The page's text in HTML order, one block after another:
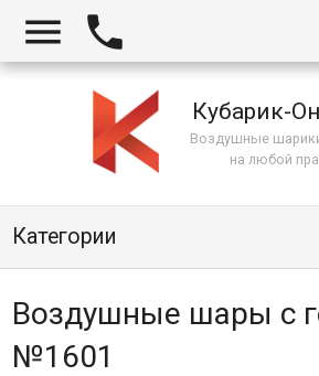
 
Кубарик-
Воздушные
на любой
Категории
Воздушные шары с
№1601